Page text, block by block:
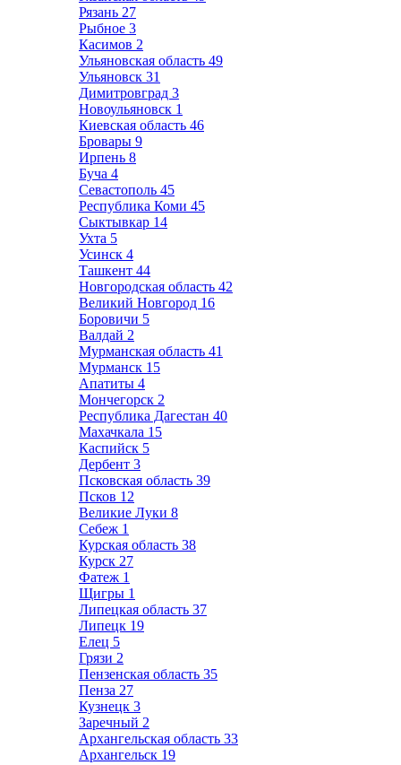
Рязань 27
Рыбное 3
Касимов 2
Ульяновская область 49
Ульяновск 31
Димитровград 3
Новоульяновск 1
Киевская область 46
Бровары 9
Ирпень 8
Буча 4
Севастополь 45
Республика Коми 45
Сыктывкар 14
Ухта 5
Усинск 4
Ташкент 44
Новгородская область 42
Великий Новгород 16
Боровичи 5
Валдай 2
Мурманская область 41
Мурманск 15
Апатиты 4
Мончегорск 2
Республика Дагестан 40
Махачкала 15
Каспийск 5
Дербент 3
Псковская область 39
Псков 12
Великие Луки 8
Себеж 1
Курская область 38
Курск 27
Фатеж 1
Щигры 1
Липецкая область 37
Липецк 19
Елец 5
Грязи 2
Пензенская область 35
Пенза 27
Кузнецк 3
Заречный 2
Архангельская область 33
Архангельск 19